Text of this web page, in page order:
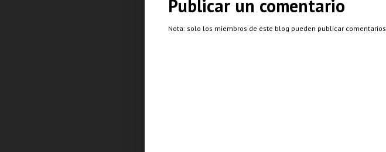
Publicar un comentario
Nota: solo los miembros de este blog pueden publicar comentarios.